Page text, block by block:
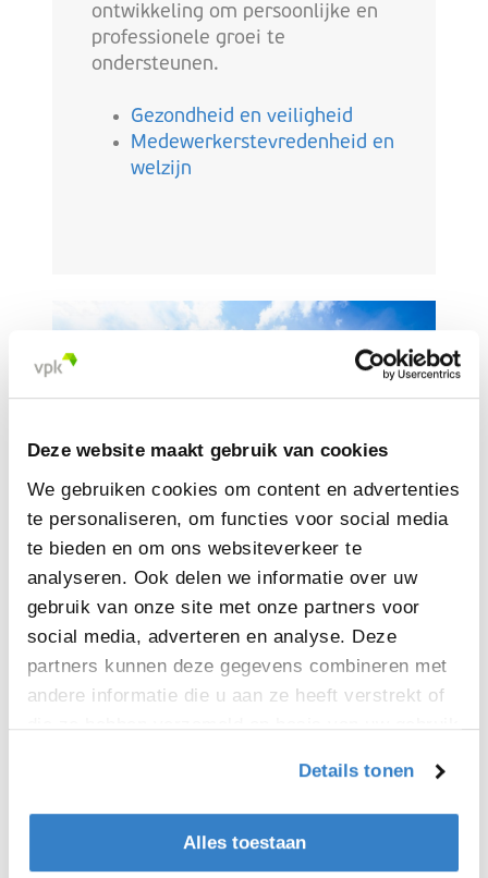
Deze website maakt gebruik van cookies
We gebruiken cookies om content en advertenties
te personaliseren, om functies voor social media
te bieden en om ons websiteverkeer te
analyseren. Ook delen we informatie over uw
gebruik van onze site met onze partners voor
social media, adverteren en analyse. Deze
partners kunnen deze gegevens combineren met
andere informatie die u aan ze heeft verstrekt of
Details tonen
Alles toestaan
ontwikkeling om persoonlijke en
professionele groei te
ondersteunen.
Gezondheid en veiligheid
Medewerkerstevredenheid en
welzijn
Onze PLANEET: duurzame
impact
wat we doen bij VPK Group. We
van hulpbronnen om onze impact